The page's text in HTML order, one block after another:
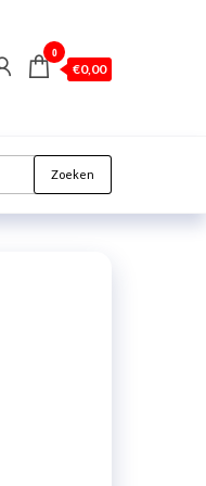
0
€0,00
Zoeken